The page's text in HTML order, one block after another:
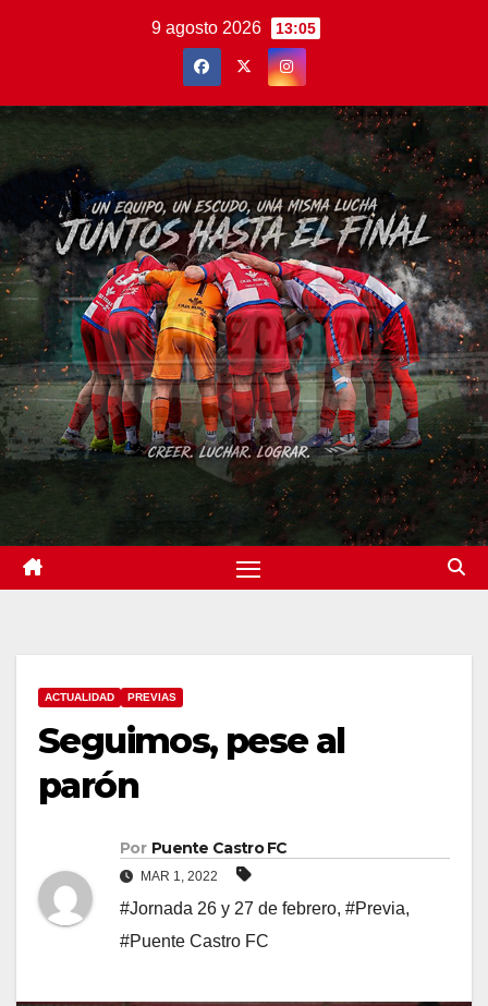
9 agosto 2026 13:05
ACTUALIDAD PREVIAS
Seguimos, pese al
parón
Por Puente Castro FC
MAR 1, 2022
#Jornada 26 y 27 de febrero, #Previa,
#Puente Castro FC